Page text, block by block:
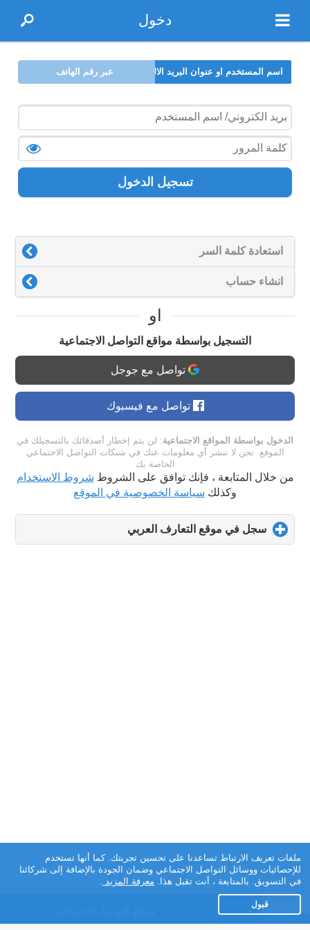
دخول
اسم المستخدم او عنوان البريد الالكتروني عبر رقم الهاتف
تسجيل الدخول
استعادة كلمة السر
انشاء حساب
او
التسجيل بواسطة مواقع التواصل الاجتماعية
تواصل مع جوجل
تواصل مع فيسبوك
الدخول بواسطة المواقع الاجتماعية: لن يتم إخطار أصدقائك بالتسجيلك في
الموقع. نحن لا ننشر أي معلومات عنك في شبكات التواصل الاجتماعي
الخاصة بك
من خلال المتابعة ، فإنك توافق على الشروط شروط الاستخدام
وكذلك سياسة الخصوصية في الموقع
سجل في موقع التعارف العربي
to
تطبيق تعارف
ملفات تعريف الارتباط تساعدنا على تحسين تجربتك. كما أنها تستخدم
للإحصائيات ووسائل التواصل الاجتماعي وضمان الجودة بالإضافة إلى شركائنا
في التسويق. بالمتابعة ، أنت تقبل هذا. معرفة المزيد .
قبول